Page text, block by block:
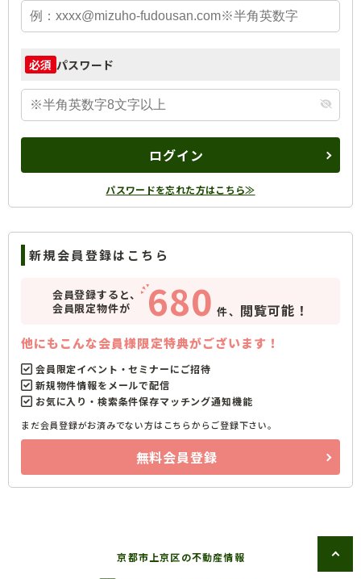
必須 パスワード
ログイン
パスワードを忘れた方はこちら≫
新規会員登録はこちら
会員登録すると、
会員限定物件が
680 件、 閲覧可能！
他にもこんな会員様限定特典がございます！
会員限定イベント・セミナーにご招待
新規物件情報をメールで配信
お気に入り・検索条件保存マッチング通知機能
まだ会員登録がお済みでない方はこちらからご登録下さい。
無料会員登録
京都市上京区の不動産情報